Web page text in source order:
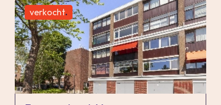
randstadrail met verbinding tussen Rotterdam
en Hoek van Holland op enkele fietsminuten
aanwezig.
-Inclusief badkamer en toilet, keuken naar eigen
keuze zelf te plaatsen.
-Toekomstbestendig: Eigen warmtepomp en
vloerverwarming (volledig gasloos).
verkocht.